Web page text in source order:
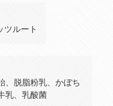
ツルート
、脱脂粉乳、かぼち
乳、乳酸菌